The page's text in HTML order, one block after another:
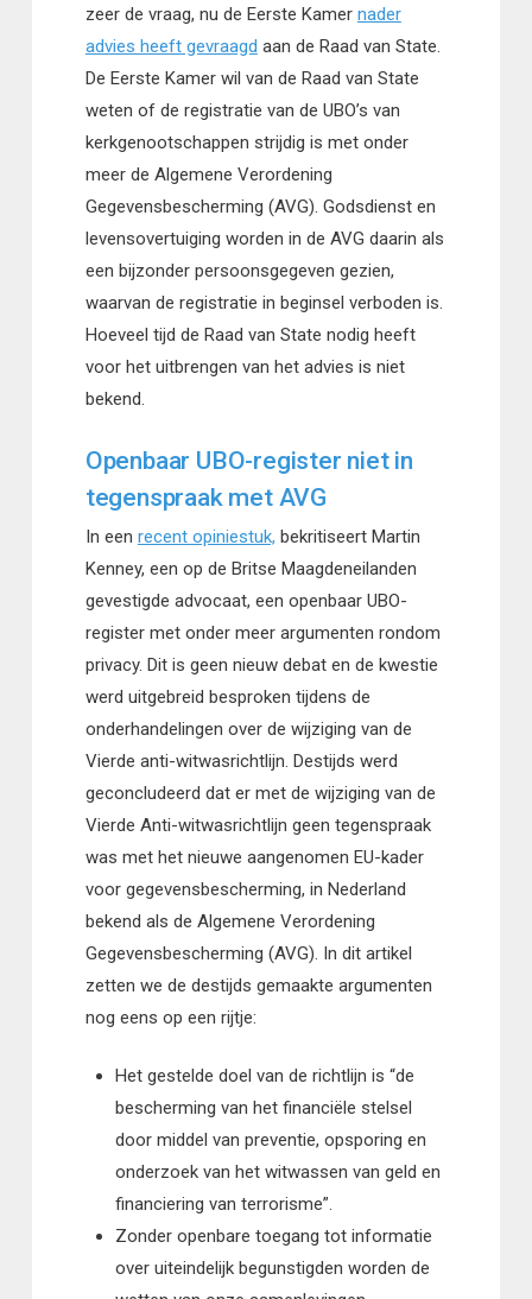
zeer de vraag, nu de Eerste Kamer nader
advies heeft gevraagd aan de Raad van State.
De Eerste Kamer wil van de Raad van State
weten of de registratie van de UBO’s van
kerkgenootschappen strijdig is met onder
meer de Algemene Verordening
Gegevensbescherming (AVG). Godsdienst en
levensovertuiging worden in de AVG daarin als
een bijzonder persoonsgegeven gezien,
waarvan de registratie in beginsel verboden is.
Hoeveel tijd de Raad van State nodig heeft
voor het uitbrengen van het advies is niet
bekend.
Openbaar UBO-register niet in
tegenspraak met AVG
In een recent opiniestuk, bekritiseert Martin
Kenney, een op de Britse Maagdeneilanden
gevestigde advocaat, een openbaar UBO-
register met onder meer argumenten rondom
privacy. Dit is geen nieuw debat en de kwestie
werd uitgebreid besproken tijdens de
onderhandelingen over de wijziging van de
Vierde anti-witwasrichtlijn. Destijds werd
geconcludeerd dat er met de wijziging van de
Vierde Anti-witwasrichtlijn geen tegenspraak
was met het nieuwe aangenomen EU-kader
voor gegevensbescherming, in Nederland
bekend als de Algemene Verordening
Gegevensbescherming (AVG). In dit artikel
zetten we de destijds gemaakte argumenten
nog eens op een rijtje:
Het gestelde doel van de richtlijn is “de
bescherming van het financiële stelsel
door middel van preventie, opsporing en
onderzoek van het witwassen van geld en
financiering van terrorisme”.
Zonder openbare toegang tot informatie
over uiteindelijk begunstigden worden de